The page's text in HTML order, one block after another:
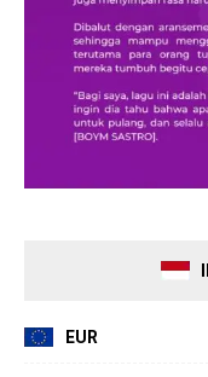
EUR